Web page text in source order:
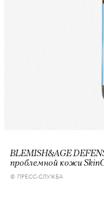
BLEMISH&AGE
проблемной кожи
© ПРЕСС-СЛУЖБА